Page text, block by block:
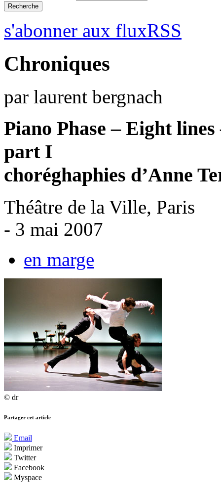
s'abonner aux fluxRSS
Chroniques
par laurent bergnach
Piano Phase – Eight
part I
choréghaphies d’Anne
Théâtre de la Ville, Paris
- 3 mai 2007
en marge
© dr
Partager cet article
Email
Imprimer
Twitter
Facebook
Myspace